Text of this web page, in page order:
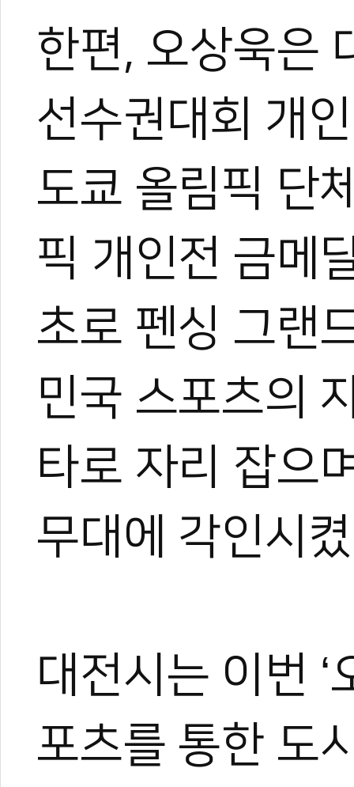
한편, 오상욱은
선수권대회 개
도쿄 올림픽 단
픽 개인전 금메
초로 펜싱 그랜
민국 스포츠의
타로 자리 잡으
무대에 각인시
대전시는 이번 ‘
포츠를 통한 도
관련 뉴스
한국중고펜싱
레드불, 암벽 여
태권도 월드스타